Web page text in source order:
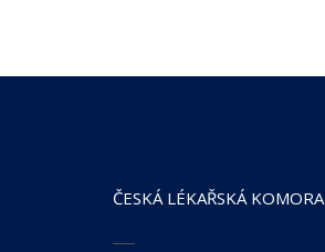
ČESKÁ LÉKAŘSKÁ KOMORA